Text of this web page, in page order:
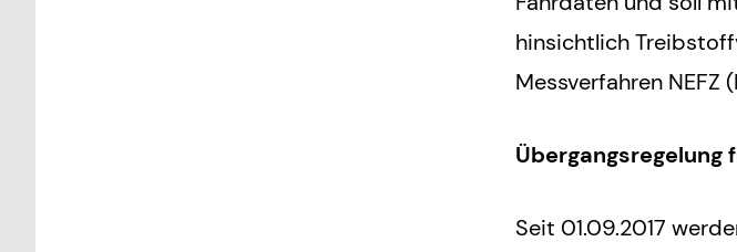
hinsichtlich
Messverfahren NEFZ
Übergangsregelung
Seit 01.09.2017